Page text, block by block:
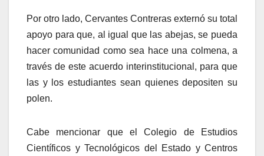
Por otro lado, Cervantes Contreras externó su total
apoyo para que, al igual que las abejas, se pueda
hacer comunidad como sea hace una colmena, a
través de este acuerdo interinstitucional, para que
las y los estudiantes sean quienes depositen su
polen.
Cabe mencionar que el Colegio de Estudios
Científicos y Tecnológicos del Estado y Centros